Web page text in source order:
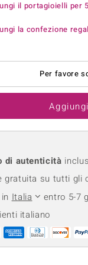
Anelli in
Anelli in
Gioielli in
il portagioielli per
la confezione
Per favore
di autenticità
gratuita su tutti gli
Italia
entro 5-7
italiano